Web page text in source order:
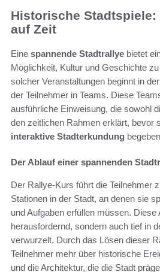
Historische Stadtspiele:
auf Zeit
Eine spannende Stadtrallye bietet
Möglichkeit, Kultur und Geschichte
solcher Veranstaltungen beginnt in
der Teilnehmer in Teams. Diese
ausführliche Einweisung, die sowohl
den zeitlichen Rahmen erklärt, bevor
interaktive Stadterkundung
Der Ablauf einer spannenden
Der Rallye-Kurs führt die Teilnehmer
Stationen in der Stadt, an denen sie
und Aufgaben erfüllen müssen.
herausfordernd, sondern auch tief in
verwurzelt. Durch das Lösen dieser
Teilnehmer mehr über historische
und die Architektur, die die Stadt